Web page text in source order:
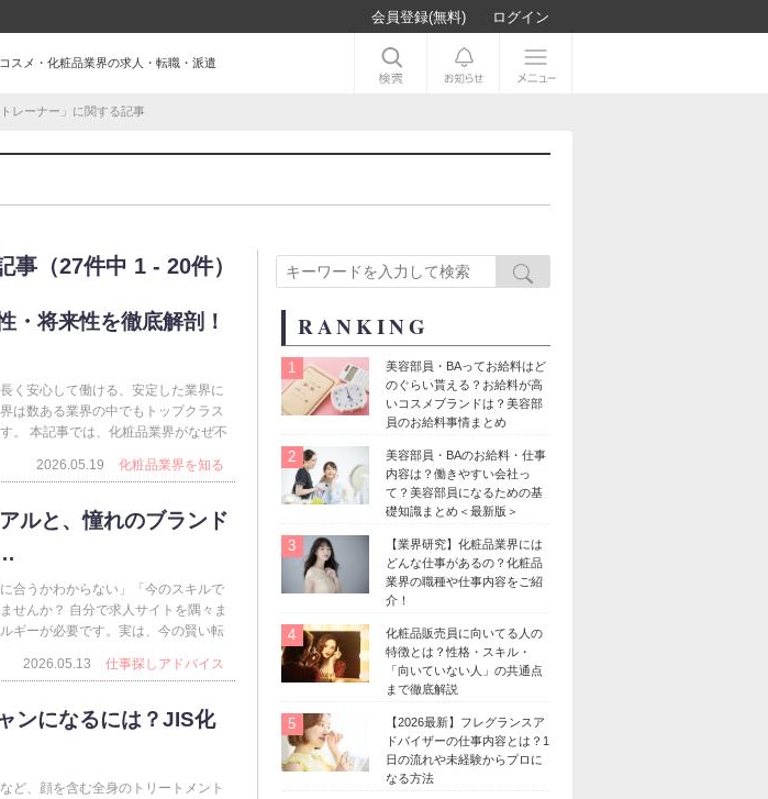
会員登録(無料) ログイン
スメ・化粧品業界の求人・転職・派遣
レーナー」に関する記事
事（27件中 1 - 20件）
・将来性を徹底解剖！
く安心して働ける、安定した業界に
は数ある業界の中でもトップクラス
。 本記事では、化粧品業界がなぜ不
2026.05.19
化粧品業界を知る
ルと、憧れのブランド
合うかわからない」「今のスキルで
せんか？ 自分で求人サイトを隅々ま
ギーが必要です。実は、今の賢い転
2026.05.13
仕事探しアドバイス
ンになるには？JIS化
ど、顔を含む全身のトリートメント
RANKING
1
美容部員・BAってお給料はど
のぐらい貰える？お給料が高
いコスメブランドは？美容部
員のお給料事情まとめ
2
美容部員・BAのお給料・仕事
内容は？働きやすい会社っ
て？美容部員になるための基
礎知識まとめ＜最新版＞
3
【業界研究】化粧品業界には
どんな仕事があるの？化粧品
業界の職種や仕事内容をご紹
介！
4
化粧品販売員に向いてる人の
特徴とは？性格・スキル・
「向いていない人」の共通点
まで徹底解説
5
【2026最新】フレグランスア
ドバイザーの仕事内容とは？1
日の流れや未経験からプロに
なる方法